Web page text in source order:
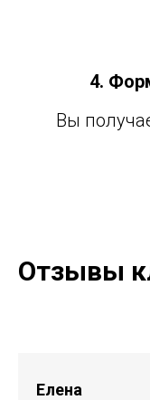
4.
Вы
Отзывы
Елена